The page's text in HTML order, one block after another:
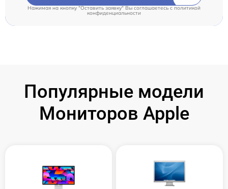
Нажимая на кнопку "Оставить заявку" Вы соглашаетесь cполитикой
конфиденциальности
Популярные модели
Мониторов Apple